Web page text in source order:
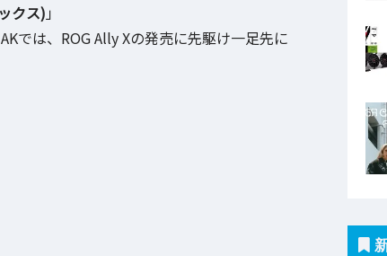
クス) 」
では、ROG Ally Xの発売に先駆け一足先に